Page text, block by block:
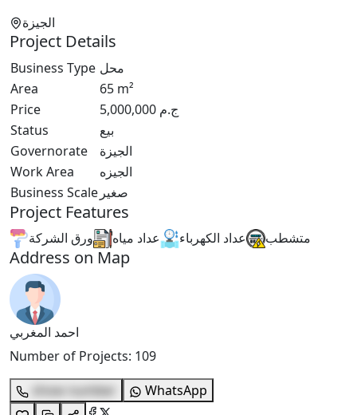
الجيزة
Project Details
Business Type محل
Area
65 m²
Price
5,000,000 ج.م
Status
بيع
Governorate
الجيزة
Work Area
الجيزه
Business Scale صغير
Project Features
متشطب عداد الكهرباء عداد مياه ورق الشركة
Address on Map
احمد المغربي
Number of Projects: 109
show number
WhatsApp